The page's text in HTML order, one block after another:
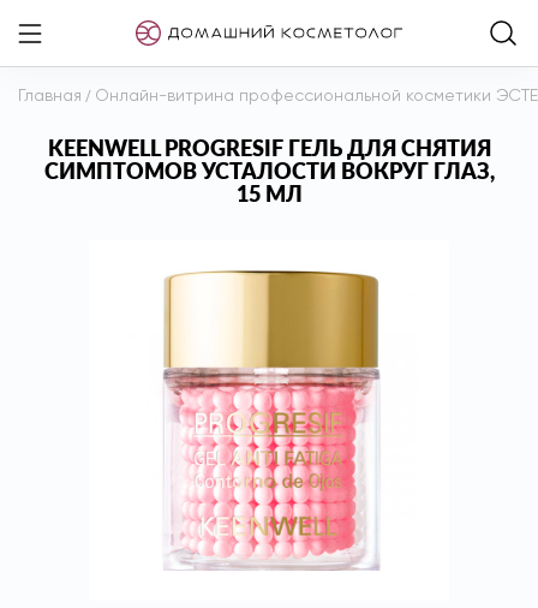
Главная / Онлайн-витрина профессиональной косметики
KEENWELL PROGRESIF ГЕЛЬ ДЛЯ СНЯТИЯ
СИМПТОМОВ УСТАЛОСТИ ВОКРУГ ГЛАЗ,
15 МЛ